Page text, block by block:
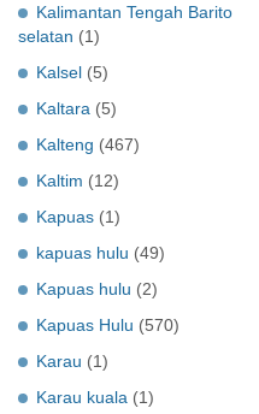
Kalimantan Tengah Barito
selatan (1)
Kalsel (5)
Kaltara (5)
Kalteng (467)
Kaltim (12)
Kapuas (1)
kapuas hulu (49)
Kapuas hulu (2)
Kapuas Hulu (570)
Karau (1)
Karau kuala (1)